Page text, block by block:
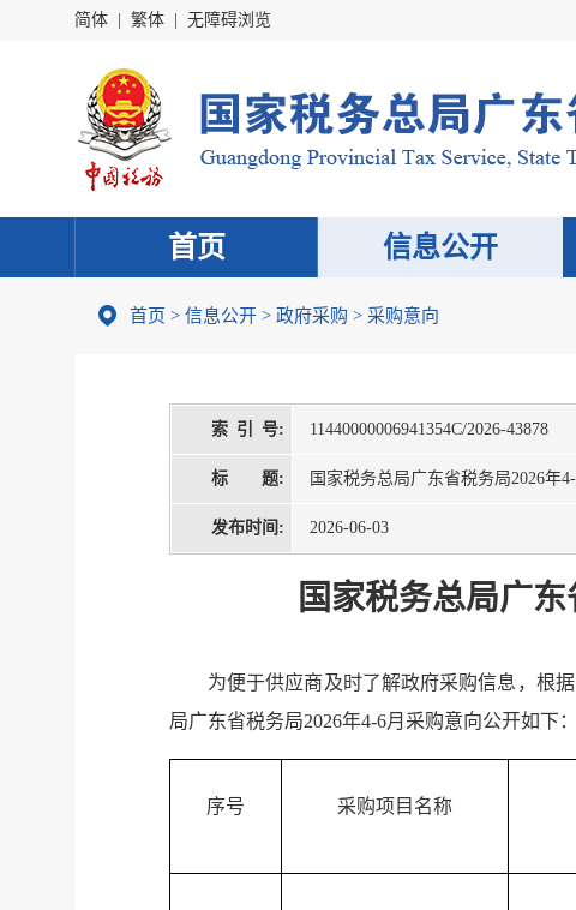
简体 繁体 无障碍浏览
首页 信息公开
首页 > 信息公开 > 政府采购 > 采购意向
索 引 号: 11440000006941354C/2026-43878
标 题: 国家税务总局广东省税务局2026年
发布时间: 2026-06-03
国家税务总局广东
为便于供应商及时了解政府采购信息，根
局广东省税务局2026年4-6月采购意向公开如下：
序号 采购项目名称